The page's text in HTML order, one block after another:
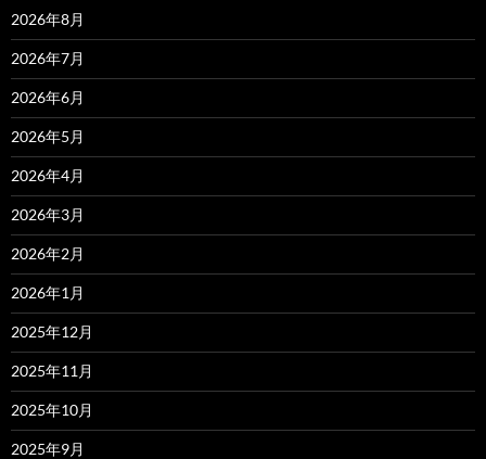
2026年8月
2026年7月
2026年6月
2026年5月
2026年4月
2026年3月
2026年2月
2026年1月
2025年12月
2025年11月
2025年10月
2025年9月